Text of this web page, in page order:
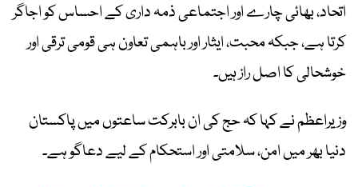
اتحاد، بھائی چارے اور اجتماعی ذمہ داری کے احساس کو اجاگر
کرتا ہے، جبکہ محبت، ایثار اور باہمی تعاون ہی قومی ترقی اور
خوشحالی کا اصل راز ہیں۔
وزیراعظم نے کہا کہ حج کی ان بابرکت ساعتوں میں پاکستان
دنیا بھر میں امن، سلامتی اور استحکام کے لیے دعاگو ہے۔